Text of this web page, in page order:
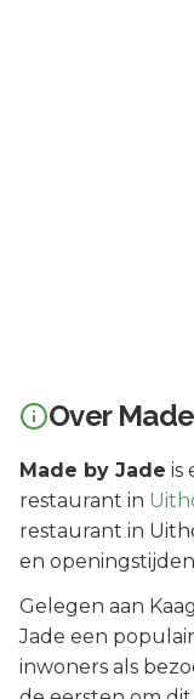
Over
Made by Jade is
restaurant in
restaurant in
en
Gelegen aan
Jade een
inwoners als